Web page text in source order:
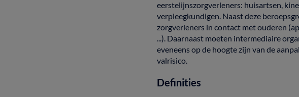
eerstelijnszorgverleners: huisartsen,
verpleegkundigen. Naastdeze
zorgverleners incontact metouderen
...). Daarnaast moeten intermediaire
eveneensopde hoogtezijnvande
valrisico.
Definities